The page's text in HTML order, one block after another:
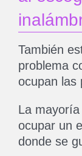
También
problema
ocupan las
La
ocupar un
donde se